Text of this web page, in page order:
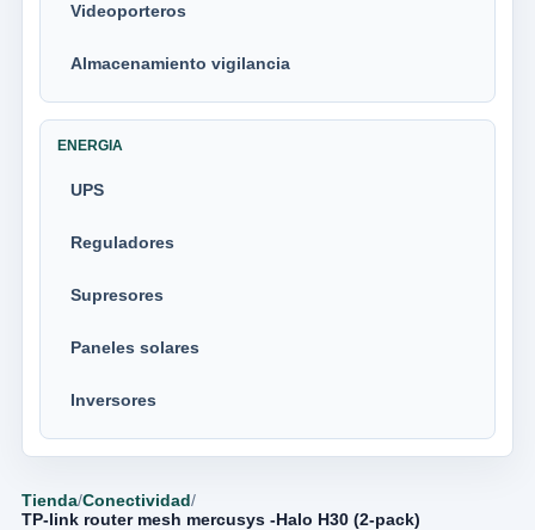
Videoporteros
Almacenamiento vigilancia
ENERGIA
UPS
Reguladores
Supresores
Paneles solares
Inversores
Tienda/Conectividad/
TP-link router mesh mercusys -Halo H30 (2-pack)